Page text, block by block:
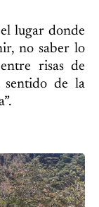
lugar donde
no saber lo
risas de
sentido de la